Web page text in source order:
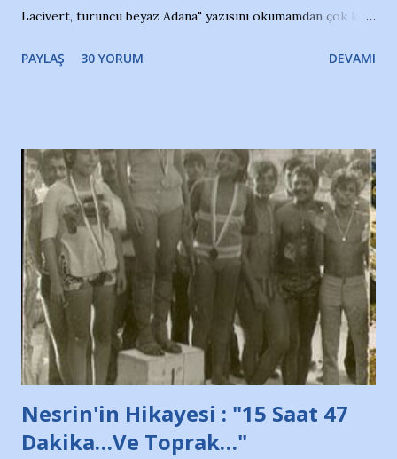
Lacivert, turuncu beyaz Adana" yazısını okumamdan çok kısa
irkildim.. "Bursasporlu taraftarlar, İstanbul takımlarının
ve ürünlerini Bursa şehrinde görmek istemediklerini bir
protesto eylemiyle açıkladıklarını bildiriyordu.. Bu grup
adına açıklama yapan şahsı muhterem(!) ''Açık ve net olarak
söylüyoruz. Bu son uyarımızdır. Bunun yanısıra, bu takımlara
ait tanıtıcı ilanların asılmasına izin veren Bursa Büyükşehir
Belediyesi ile mağazaların bulunduğu alışveriş merkezlerini
de kınıyoruz'' diye de eklemiş .. Blogumuzda okuduğum bu
yazının hemen ardından bu habe...
PAYLAŞ 30 YORUM DEVAMI
Nesrin'in Hikayesi : "15 Saat 47
Dakika…Ve Toprak…"